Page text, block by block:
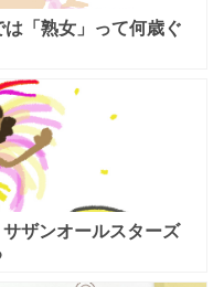
は「熟女」って何歳ぐ
ザンオールスターズ